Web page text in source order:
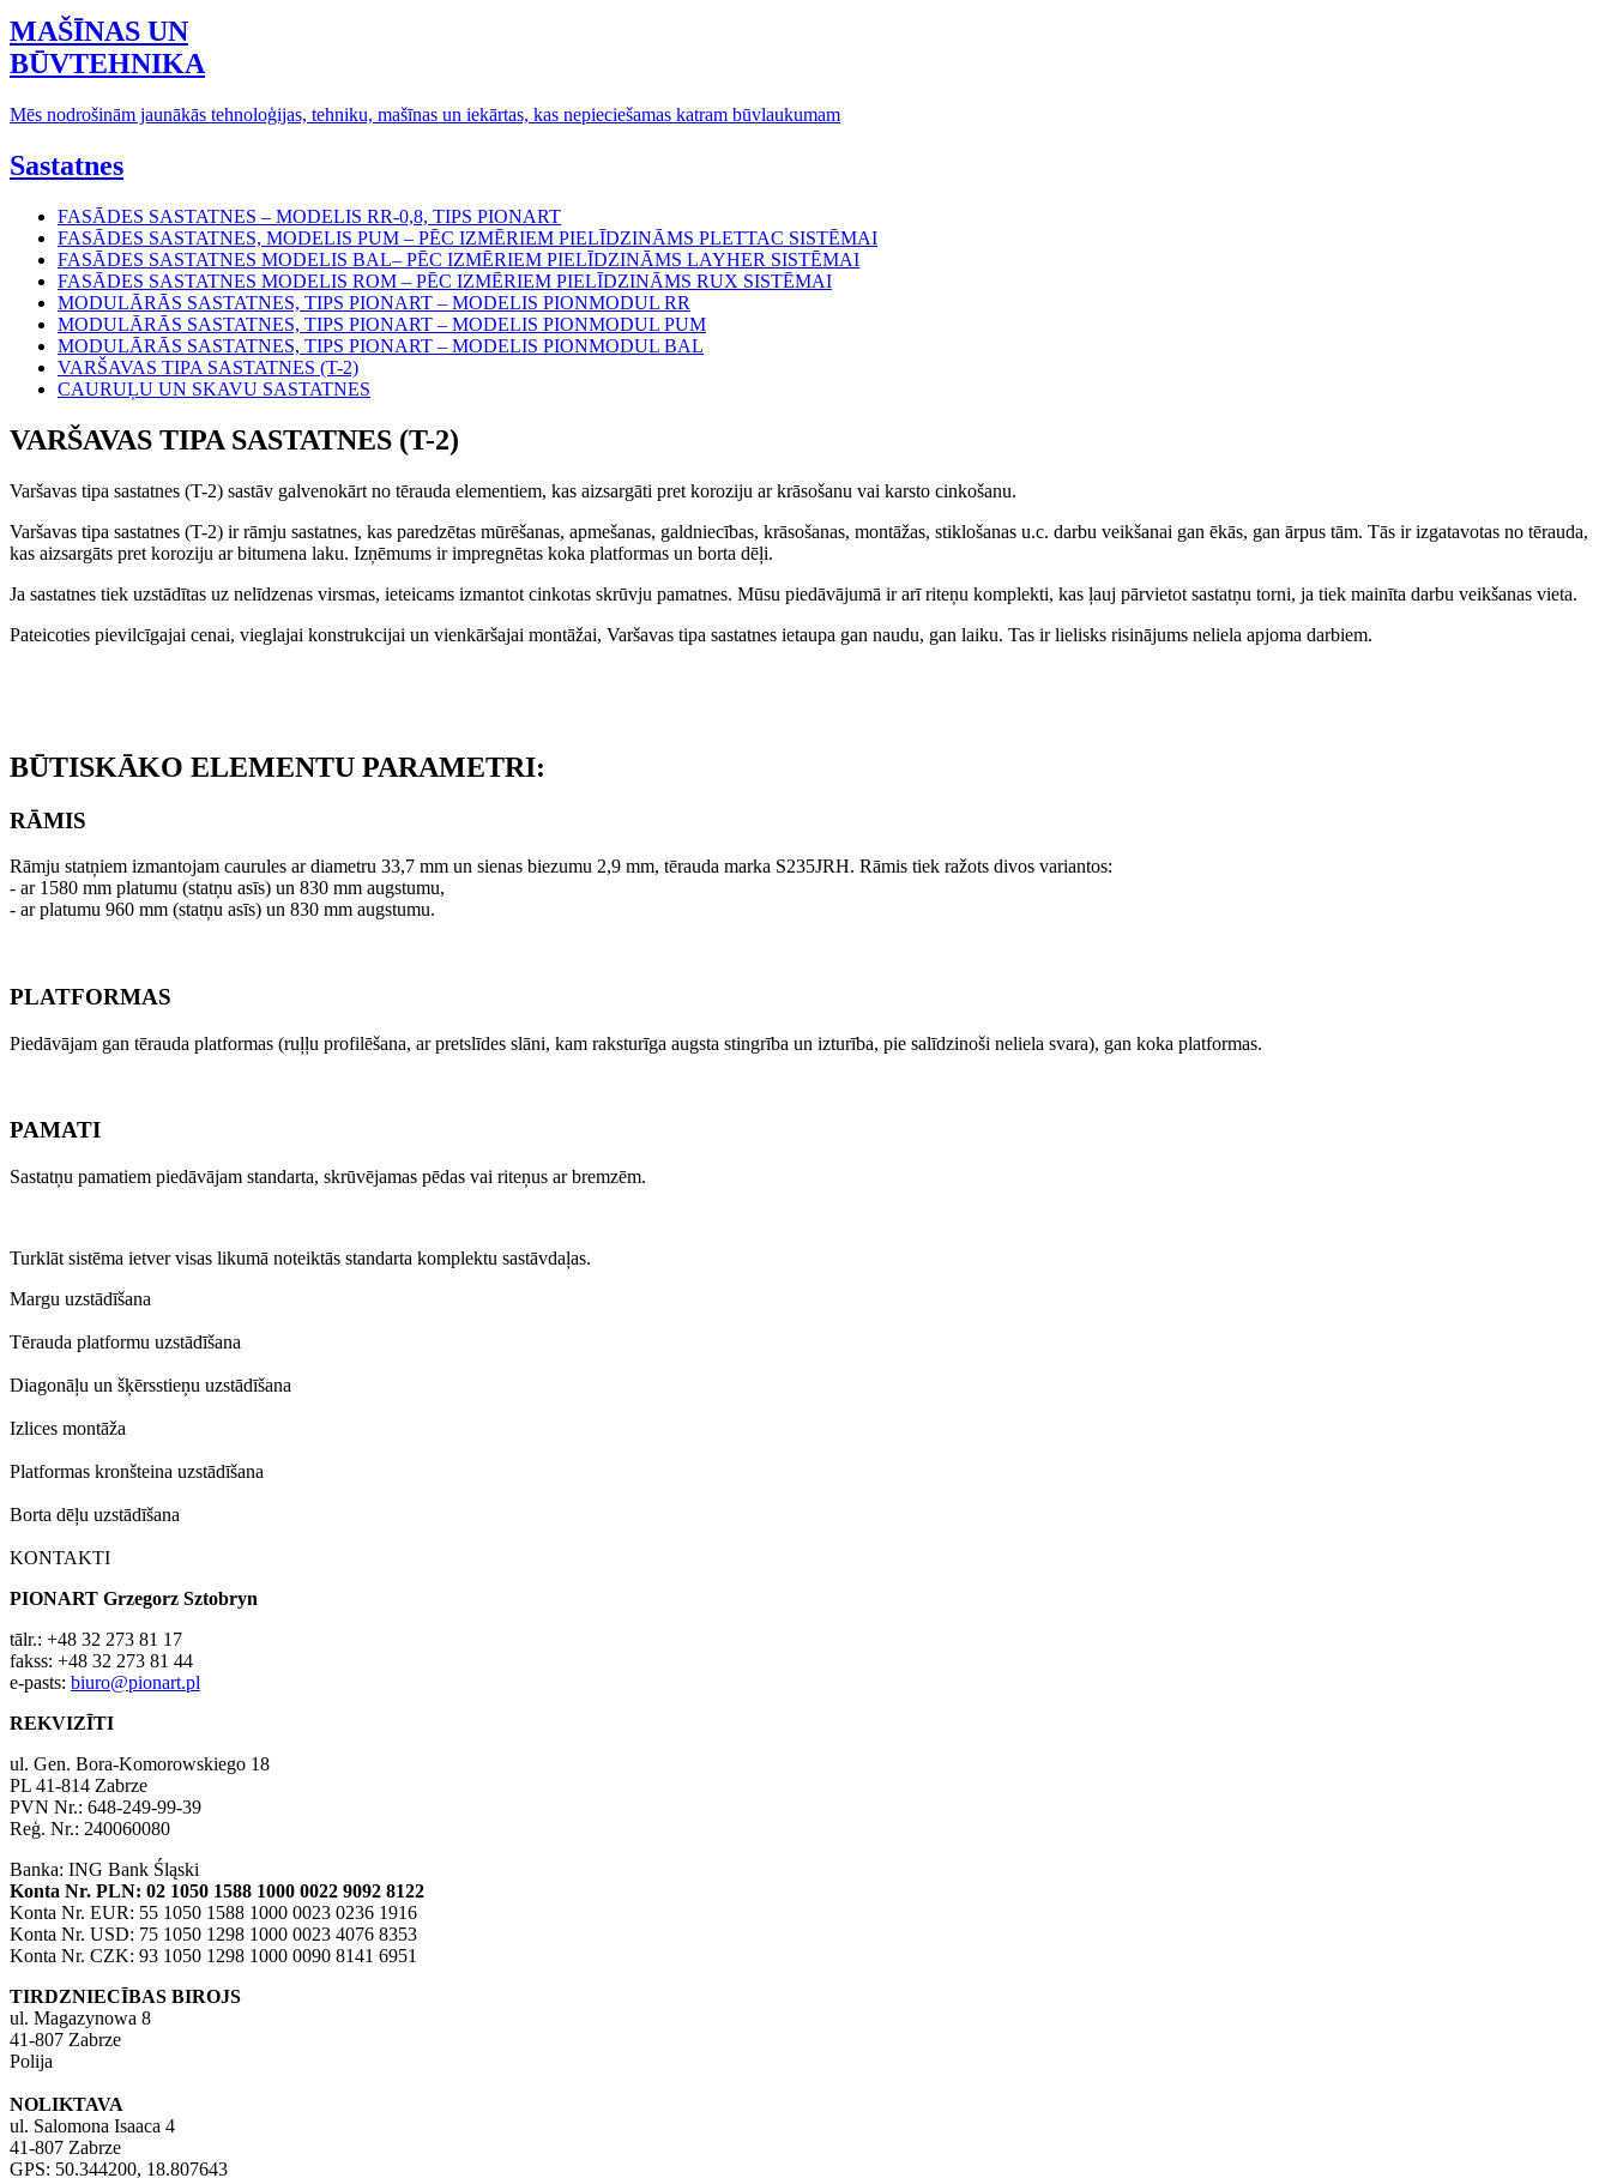
MAŠĪNAS UN
BŪVTEHNIKA
Mēs nodrošinām jaunākās tehnoloģijas, tehniku, mašīnas un iekārtas, kas nepieciešamas katram būvlaukumam
Sastatnes
FASĀDES SASTATNES – MODELIS RR-0,8, TIPS PIONART
FASĀDES SASTATNES, MODELIS PUM – PĒC IZMĒRIEM PIELĪDZINĀMS PLETTAC SISTĒMAI
FASĀDES SASTATNES MODELIS BAL– PĒC IZMĒRIEM PIELĪDZINĀMS LAYHER SISTĒMAI
FASĀDES SASTATNES MODELIS ROM – PĒC IZMĒRIEM PIELĪDZINĀMS RUX SISTĒMAI
MODULĀRĀS SASTATNES, TIPS PIONART – MODELIS PIONMODUL RR
MODULĀRĀS SASTATNES, TIPS PIONART – MODELIS PIONMODUL PUM
MODULĀRĀS SASTATNES, TIPS PIONART – MODELIS PIONMODUL BAL
VARŠAVAS TIPA SASTATNES (T-2)
CAURUĻU UN SKAVU SASTATNES
VARŠAVAS TIPA SASTATNES (T-2)
Varšavas tipa sastatnes (T-2) sastāv galvenokārt no tērauda elementiem, kas aizsargāti pret koroziju ar krāsošanu vai karsto cinkošanu.
Varšavas tipa sastatnes (T-2) ir rāmju sastatnes, kas paredzētas mūrēšanas, apmešanas, galdniecības, krāsošanas, montāžas, stiklošanas u.c. darbu veikšanai gan ēkās, gan ārpus tām. Tās ir izgatavotas no tērauda,
kas aizsargāts pret koroziju ar bitumena laku. Izņēmums ir impregnētas koka platformas un borta dēļi.
Ja sastatnes tiek uzstādītas uz nelīdzenas virsmas, ieteicams izmantot cinkotas skrūvju pamatnes. Mūsu piedāvājumā ir arī riteņu komplekti, kas ļauj pārvietot sastatņu torni, ja tiek mainīta darbu veikšanas vieta.
Pateicoties pievilcīgajai cenai, vieglajai konstrukcijai un vienkāršajai montāžai, Varšavas tipa sastatnes ietaupa gan naudu, gan laiku. Tas ir lielisks risinājums neliela apjoma darbiem.
BŪTISKĀKO ELEMENTU PARAMETRI:
RĀMIS
Rāmju statņiem izmantojam caurules ar diametru 33,7 mm un sienas biezumu 2,9 mm, tērauda marka S235JRH. Rāmis tiek ražots divos variantos:
- ar 1580 mm platumu (statņu asīs) un 830 mm augstumu,
- ar platumu 960 mm (statņu asīs) un 830 mm augstumu.
PLATFORMAS
Piedāvājam gan tērauda platformas (ruļļu profilēšana, ar pretslīdes slāni, kam raksturīga augsta stingrība un izturība, pie salīdzinoši neliela svara), gan koka platformas.
PAMATI
Sastatņu pamatiem piedāvājam standarta, skrūvējamas pēdas vai riteņus ar bremzēm.
Turklāt sistēma ietver visas likumā noteiktās standarta komplektu sastāvdaļas.
Margu uzstādīšana
Tērauda platformu uzstādīšana
Diagonāļu un šķērsstieņu uzstādīšana
Izlices montāža
Platformas kronšteina uzstādīšana
Borta dēļu uzstādīšana
KONTAKTI
PIONART Grzegorz Sztobryn
tālr.: +48 32 273 81 17
fakss: +48 32 273 81 44
e-pasts: biuro@pionart.pl
REKVIZĪTI
ul. Gen. Bora-Komorowskiego 18
PL 41-814 Zabrze
PVN Nr.: 648-249-99-39
Reģ. Nr.: 240060080
Banka: ING Bank Śląski
Konta Nr. PLN: 02 1050 1588 1000 0022 9092 8122
Konta Nr. EUR: 55 1050 1588 1000 0023 0236 1916
Konta Nr. USD: 75 1050 1298 1000 0023 4076 8353
Konta Nr. CZK: 93 1050 1298 1000 0090 8141 6951
TIRDZNIECĪBAS BIROJS
ul. Magazynowa 8
41-807 Zabrze
Polija
NOLIKTAVA
ul. Salomona Isaaca 4
41-807 Zabrze
GPS: 50.344200, 18.807643